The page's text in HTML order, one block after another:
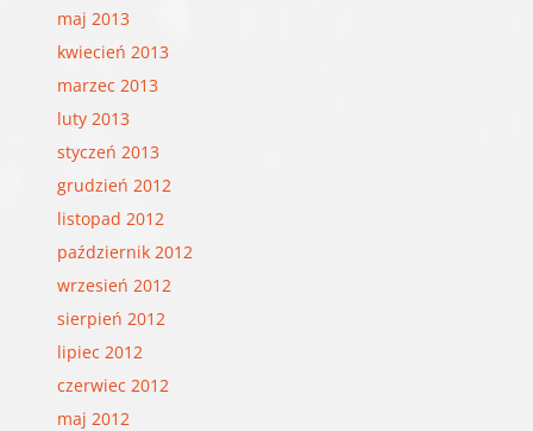
maj 2013
kwiecień 2013
marzec 2013
luty 2013
styczeń 2013
grudzień 2012
listopad 2012
październik 2012
wrzesień 2012
sierpień 2012
lipiec 2012
czerwiec 2012
maj 2012